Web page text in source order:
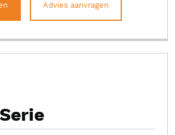
Advies aanvragen